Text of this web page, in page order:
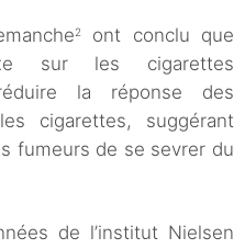
2
ont conclu que
sur les cigarettes
la réponse des
cigarettes, suggérant
fumeurs de se sevrer du
de l’institut Nielsen